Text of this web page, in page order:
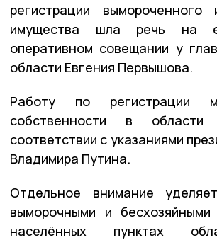
регистрации вымороченного
имущества шла речь на
оперативном совещании у
области Евгения Первышова.
Работу по регистрации
собственности в
соответствии с указаниями
Владимира Путина.
Отдельное внимание
выморочными и
населённых пунктах